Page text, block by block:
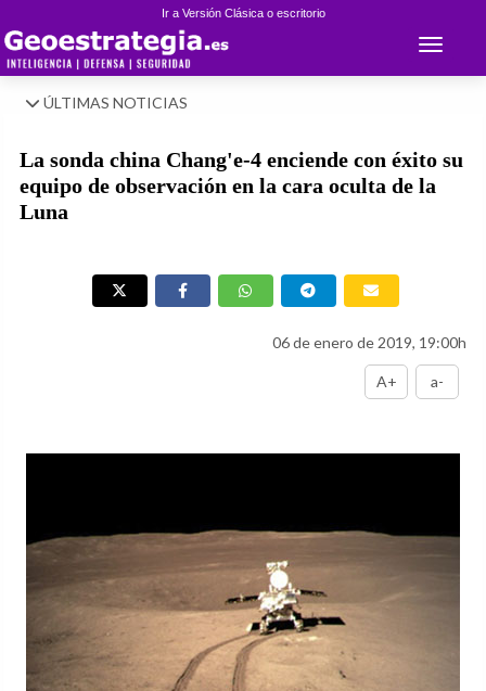
Ir a Versión Clásica o escritorio
Toggle
ÚLTIMAS NOTICIAS
La sonda china Chang'e-4 enciende con éxito su
equipo de observación en la cara oculta de la
Luna
06 de enero de 2019, 19:00h
A+ a-